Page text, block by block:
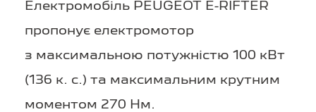
Електромобіль PEUGEOT E-RIFTER
пропонує електромотор
з максимальною потужністю 100 кВт
(136 к. с.) та максимальним крутним
моментом 270 Нм.